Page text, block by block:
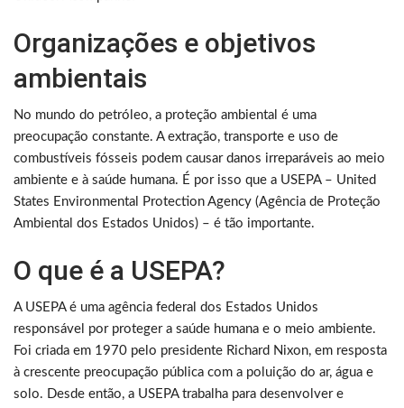
Organizações e objetivos
ambientais
No mundo do petróleo, a proteção ambiental é uma
preocupação constante. A extração, transporte e uso de
combustíveis fósseis podem causar danos irreparáveis ao meio
ambiente e à saúde humana. É por isso que a USEPA – United
States Environmental Protection Agency (Agência de Proteção
Ambiental dos Estados Unidos) – é tão importante.
O que é a USEPA?
A USEPA é uma agência federal dos Estados Unidos
responsável por proteger a saúde humana e o meio ambiente.
Foi criada em 1970 pelo presidente Richard Nixon, em resposta
à crescente preocupação pública com a poluição do ar, água e
solo. Desde então, a USEPA trabalha para desenvolver e